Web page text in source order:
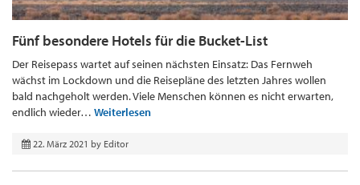
Fünf besondere Hotels für die Bucket-List
Der Reisepass wartet auf seinen nächsten Einsatz: Das Fernweh
wächst im Lockdown und die Reisepläne des letzten Jahres wollen
bald nachgeholt werden. Viele Menschen können es nicht erwarten,
endlich wieder… Weiterlesen
22. März 2021 by Editor